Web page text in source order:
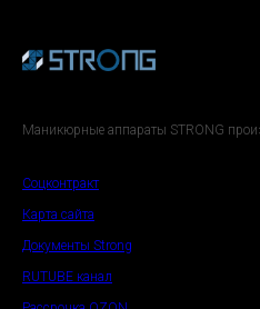
Маникюрные аппараты STRONG
Соцконтракт
Карта сайта
Документы Strong
RUTUBE канал